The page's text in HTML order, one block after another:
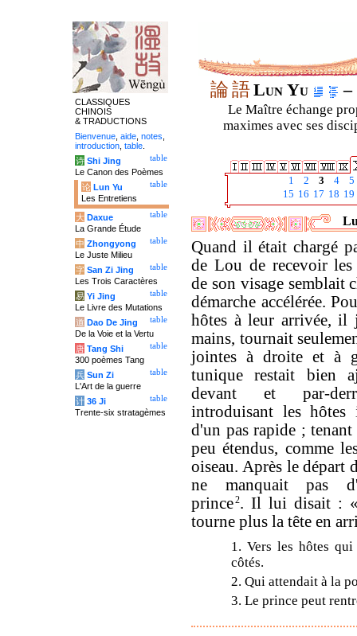
論語Lun Yu –
Le Maître échange
maximes avec ses
1 2 3 4
5
15 16 17 18 19
Quand il était chargé
de Lou de recevoir
de son visage semblait
démarche accélérée.
hôtes à leur arrivée, il
mains, tournait
jointes à droite et à
tunique restait bien
devant et par-
introduisant les hôtes
d'un pas rapide ; tenant
peu étendus, comme
oiseau. Après le départ
ne manquait pas
prince2. Il lui disait :
tourne plus la tête en
1. Vers les hôtes qui
côtés.
2. Qui attendait à la
3. Le prince peut
CLASSIQUES
CHINOIS
& TRADUCTIONS
Bienvenue aide notes
introduction table
table
诗 Shi Jing
Le Canon des Poèmes
table
论 Lun Yu
Les Entretiens
table
大 Daxue
La Grande Étude
table
中 Zhongyong
Le Juste Milieu
table
字 San Zi Jing
Les Trois Caractères
table
易 Yi Jing
Le Livre des Mutations
table
道 Dao De Jing
De la Voie et la Vertu
table
唐 Tang Shi
300 poèmes Tang
table
兵 Sun Zi
L'Art de la guerre
table
计 36 Ji
Trente-six stratagèmes